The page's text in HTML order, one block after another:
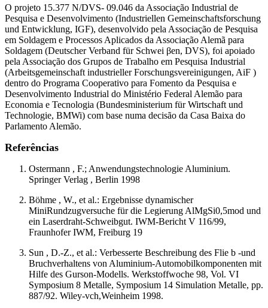
O projeto 15.377 N/DVS- 09.046 da Associação Industrial de
Pesquisa e Desenvolvimento (Industriellen Gemeinschaftsforschung
und Entwicklung, IGF), desenvolvido pela Associação de Pesquisa
em Soldagem e Processos Aplicados da Associação Alemã para
Soldagem (Deutscher Verband für Schwei βen, DVS), foi apoiado
pela Associação dos Grupos de Trabalho em Pesquisa Industrial
(Arbeitsgemeinschaft industrieller Forschungsvereinigungen, AiF )
dentro do Programa Cooperativo para Fomento da Pesquisa e
Desenvolvimento Industrial do Ministério Federal Alemão para
Economia e Tecnologia (Bundesministerium für Wirtschaft und
Technologie, BMWi) com base numa decisão da Casa Baixa do
Parlamento Alemão.
Referências
Ostermann , F.; Anwendungstechnologie Aluminium.
Springer Verlag , Berlin 1998
Böhme , W., et al.: Ergebnisse dynamischer
MiniRundzugversuche für die Legierung AlMgSi0,5mod und
ein Laserdraht-Schweibgut. IWM-Bericht V 116/99,
Fraunhofer IWM, Freiburg 19
Sun , D.-Z., et al.: Verbesserte Beschreibung des Flie b -und
Bruchverhaltens von Aluminium-Automobilkomponenten mit
Hilfe des Gurson-Modells. Werkstoffwoche 98, Vol. VI
Symposium 8 Metalle, Symposium 14 Simulation Metalle, pp.
887/92. Wiley-vch,Weinheim 1998.